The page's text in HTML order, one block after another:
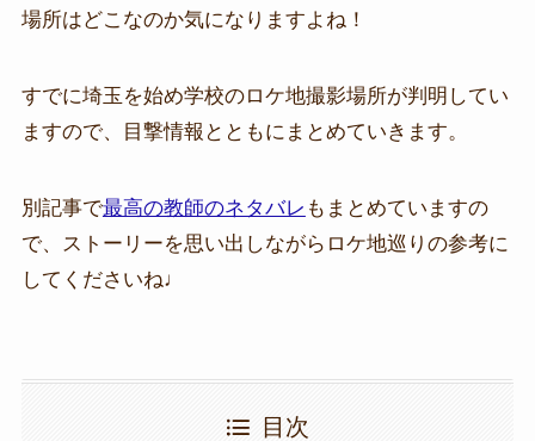
場所はどこなのか気になりますよね！
すでに埼玉を始め学校のロケ地撮影場所が判明してい
ますので、目撃情報とともにまとめていきます。
別記事で最高の教師のネタバレ もまとめていますの
で、ストーリーを思い出しながらロケ地巡りの参考に
してくださいね♩
目次